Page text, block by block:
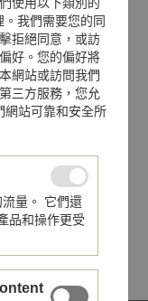
誌，配圓紋磨砂鋼
我們需要您的同
拒絕同意，或訪
好。您的偏好將
網站或訪問我們
三方服務，您允
網站可靠和安全所
量。 它們還
品和操作更受